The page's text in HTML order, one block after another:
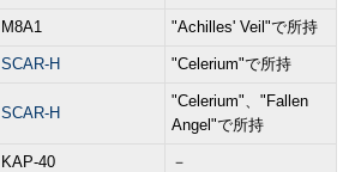
M8A1 "Achilles' Veil"で所持
SCAR-H "Celerium"で所持
SCAR-H
"Celerium"、"Fallen
Angel"で所持
KAP-40 －